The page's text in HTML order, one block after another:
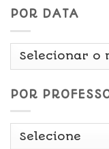
POR DATA
Por
POR